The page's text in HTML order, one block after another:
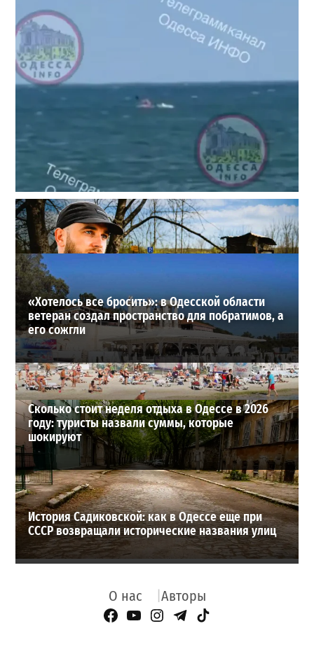
Под Одессой уносит в море ребенка на матрасе и
мужчину: идет спасательная операция
28-07-2026 в 17:51
ВИБОР РЕДАКЦИИ
«Хотелось все бросить»: в Одесской области
ветеран создал пространство для побратимов, а
его сожгли
Сколько стоит неделя отдыха в Одессе в 2026
году: туристы назвали суммы, которые
шокируют
История Садиковской: как в Одессе еще при
СССР возвращали исторические названия улиц
О нас Авторы
Facebook Page
YouTube
Instagram
Telegram
TikTok